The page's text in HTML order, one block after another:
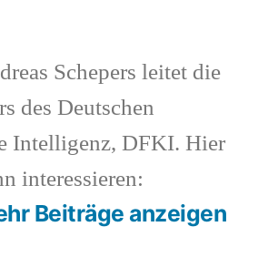
Schepers leitet die
des Deutschen
Intelligenz, DFKI. Hier
interessieren:
Beiträge anzeigen